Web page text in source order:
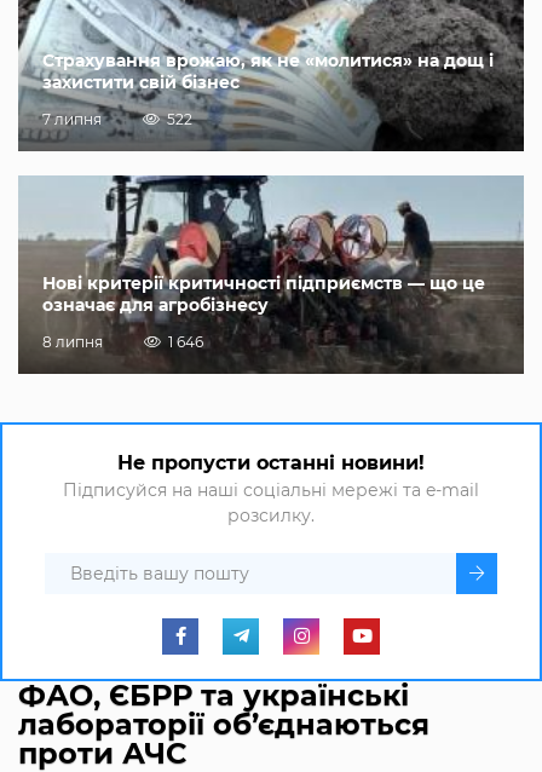
Страхування врожаю, як не «молитися» на дощ і
захистити свій бізнес
7 липня 522
Нові критерії критичності підприємств — що це
означає для агробізнесу
8 липня 1 646
Не пропусти останні новини!
Підписуйся на наші соціальні мережі та e-mail
розсилку.
ФАО, ЄБРР та українські
лабораторії об’єднаються
проти АЧС